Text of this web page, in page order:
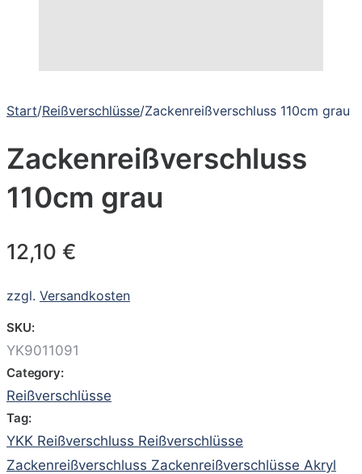
Start/Reißverschlüsse/Zackenreißverschluss 110cm grau
Zackenreißverschluss
110cm grau
12,10 €
zzgl. Versandkosten
SKU:
YK9011091
Category:
Reißverschlüsse
Tag:
YKK Reißverschluss Reißverschlüsse
Zackenreißverschluss Zackenreißverschlüsse Akryl